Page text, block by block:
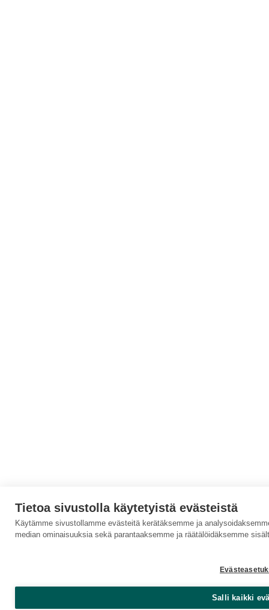
Tietoa sivustolla käytetyistä evästeistä
Käytämme sivustollamme evästeitä kerätäksemme ja
median ominaisuuksia sekä parantaaksemme ja räätälöidäksemme
Salli kaikki